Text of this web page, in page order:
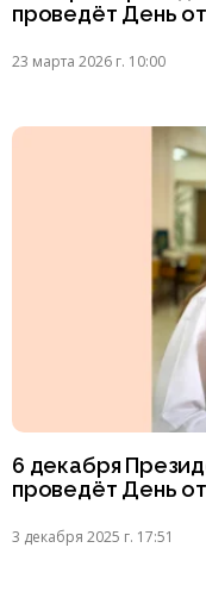
проведёт День
23 марта 2026 г. 10:00
6 декабря
проведёт День
3 декабря 2025 г. 17:51